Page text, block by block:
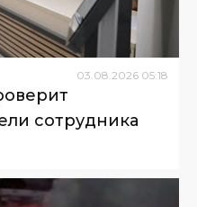
03.08.2026 05:18
сотрудника